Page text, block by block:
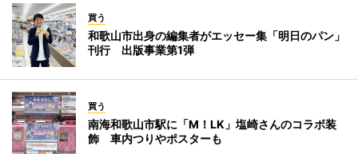
買う
和歌山市出身の編集者がエッセー集「明日のパン」
刊行 出版事業第1弾
買う
南海和歌山市駅に「M！LK」塩崎さんのコラボ装
飾 車内つりやポスターも